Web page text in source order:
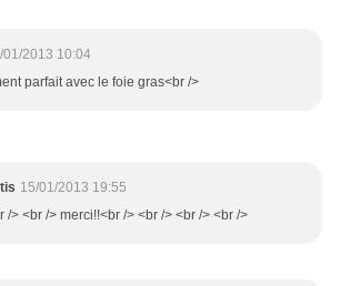
01/2013 10:04
parfait avec le foie gras<br />
15/01/2013 19:55
/> <br /> merci!!<br /> <br /> <br /> <br />